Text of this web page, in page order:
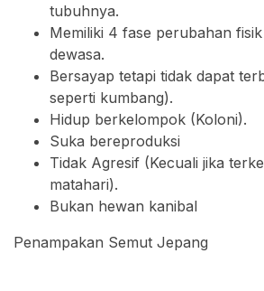
tubuhnya.
Memiliki 4 fase perubahan
dewasa.
Bersayap tetapi tidak dapat
seperti kumbang).
Hidup berkelompok (Koloni).
Suka bereproduksi
Tidak Agresif (Kecuali jika
matahari).
Bukan hewan kanibal
Penampakan Semut Jepang